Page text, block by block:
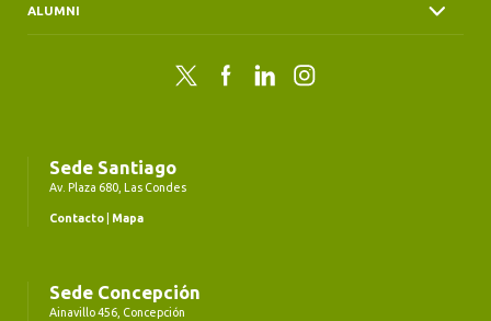
ALUMNI
Twitter FacebookLinkedInInstagram
Sede Santiago
Av. Plaza 680, Las Condes
Contacto Mapa
Sede Concepción
Ainavillo 456, Concepción